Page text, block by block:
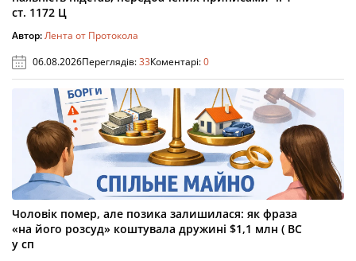
ст. 1172 Ц
Автор:Лента от Протокола
06.08.2026Переглядів:33Коментарі:0
Чоловік помер, але позика залишилася: як фраза
«на його розсуд» коштувала дружині $1,1 млн ( ВС
у сп